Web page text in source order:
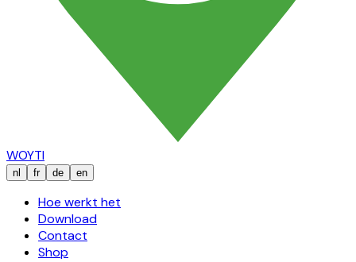
WOYTI
nl fr de en
Hoe werkt het
Download
Contact
Shop